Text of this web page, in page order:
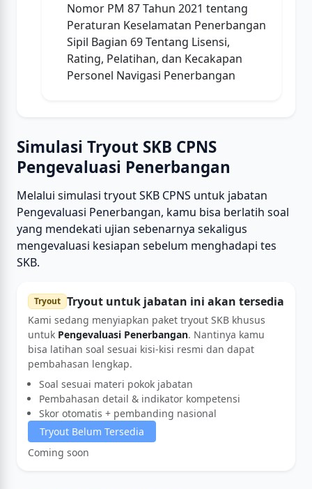
Nomor PM 87 Tahun 2021 tentang
Peraturan Keselamatan Penerbangan
Sipil Bagian 69 Tentang Lisensi,
Rating, Pelatihan, dan Kecakapan
Personel Navigasi Penerbangan
Simulasi Tryout SKB CPNS
Pengevaluasi Penerbangan
Melalui simulasi tryout SKB CPNS untuk jabatan
Pengevaluasi Penerbangan, kamu bisa berlatih soal
yang mendekati ujian sebenarnya sekaligus
mengevaluasi kesiapan sebelum menghadapi tes
SKB.
Tryout Tryout untuk jabatan ini akan tersedia
Kami sedang menyiapkan paket tryout SKB khusus
untuk Pengevaluasi Penerbangan. Nantinya kamu
bisa latihan soal sesuai kisi-kisi resmi dan dapat
pembahasan lengkap.
Soal sesuai materi pokok jabatan
Pembahasan detail & indikator kompetensi
Skor otomatis + pembanding nasional
Tryout Belum Tersedia
Coming soon